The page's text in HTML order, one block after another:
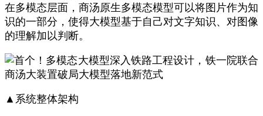
在多模态层面，商汤原生多模态模型可以将图片作为知
识的一部分，使得大模型基于自己对文字知识、对图像
的理解加以判断。
▲系统整体架构